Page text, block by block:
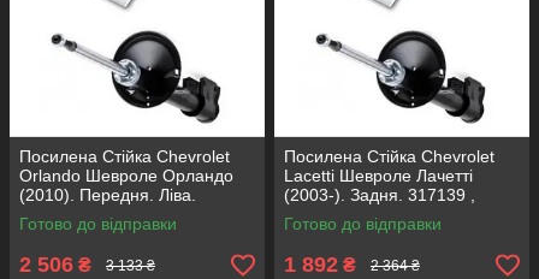
Посилена Стійка Chevrolet
Orlando Шевроле Орландо
(2010). Передня. Ліва.
315471 , 339374 KOREA
Аксусс!
Готово до відправки
2 506 ₴ 3 133 ₴
Посилена Стійка Chevrolet
Lacetti Шевроле Лачетті
(2003-). Задня. 317139 ,
313468 KOREA Аксусс!
Готово до відправки
1 892 ₴ 2 364 ₴